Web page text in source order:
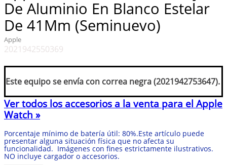
De Aluminio En Blanco Estelar
De 41Mm (Seminuevo)
Apple
2021942550369
Este equipo se envía con correa negra (2021942753647).
Ver todos los accesorios a la venta para el Apple
Watch »
Porcentaje mínimo de batería útil: 80%.Este artículo puede
presentar alguna situación física que no afecta su
funcionalidad. Imágenes con fines estrictamente ilustrativos.
NO incluye cargador o accesorios.
4.
madonna
5
ariana grande
6.
bts
7.
importados
8.
manga
9.
bocinas
10